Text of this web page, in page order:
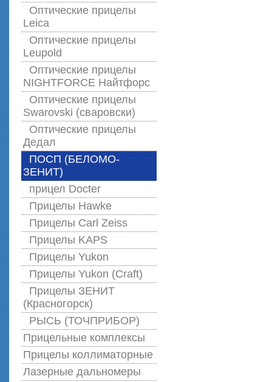
Оптические прицелы
Leica
Оптические прицелы
Leupold
Оптические прицелы
NIGHTFORCE Найтфорс
Оптические прицелы
Swarovski (сваровски)
Оптические прицелы
Дедал
ПОСП (БЕЛОМО-
ЗЕНИТ)
прицел Docter
Прицелы Hawke
Прицелы Carl Zeiss
Прицелы KAPS
Прицелы Yukon
Прицелы Yukon (Craft)
Прицелы ЗЕНИТ
(Красногорск)
РЫСЬ (ТОЧПРИБОР)
Прицельные комплексы
Прицелы коллиматорные
Лазерные дальномеры